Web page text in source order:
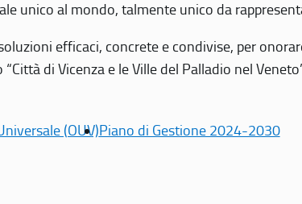
unico al mondo, talmente unico da
efficaci, concrete e condivise, per
di Vicenza e le Ville del Palladio nel
(OUV)Piano di Gestione 2024-2030